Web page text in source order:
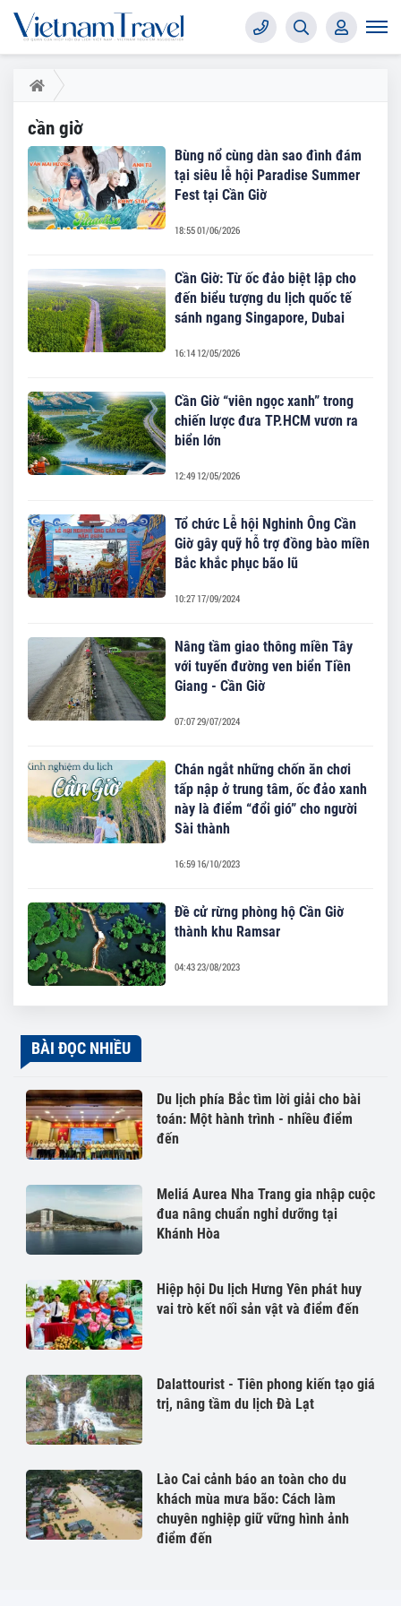
cần giờ
Bùng nổ cùng dàn sao đình đám
tại siêu lễ hội Paradise Summer
Fest tại Cần Giờ
18:55 01/06/2026
Cần Giờ: Từ ốc đảo biệt lập cho
đến biểu tượng du lịch quốc tế
sánh ngang Singapore, Dubai
16:14 12/05/2026
Cần Giờ “viên ngọc xanh” trong
chiến lược đưa TP.HCM vươn ra
biển lớn
12:49 12/05/2026
Tổ chức Lễ hội Nghinh Ông Cần
Giờ gây quỹ hỗ trợ đồng bào miền
Bắc khắc phục bão lũ
10:27 17/09/2024
Nâng tầm giao thông miền Tây
với tuyến đường ven biển Tiền
Giang - Cần Giờ
07:07 29/07/2024
Chán ngắt những chốn ăn chơi
tấp nập ở trung tâm, ốc đảo xanh
này là điểm “đổi gió” cho người
Sài thành
16:59 16/10/2023
Đề cử rừng phòng hộ Cần Giờ
thành khu Ramsar
04:43 23/08/2023
BÀI ĐỌC NHIỀU
Du lịch phía Bắc tìm lời giải cho bài
toán: Một hành trình - nhiều điểm
đến
Meliá Aurea Nha Trang gia nhập cuộc
đua nâng chuẩn nghỉ dưỡng tại
Khánh Hòa
Hiệp hội Du lịch Hưng Yên phát huy
vai trò kết nối sản vật và điểm đến
Dalattourist - Tiên phong kiến tạo giá
trị, nâng tầm du lịch Đà Lạt
Lào Cai cảnh báo an toàn cho du
khách mùa mưa bão: Cách làm
chuyên nghiệp giữ vững hình ảnh
điểm đến